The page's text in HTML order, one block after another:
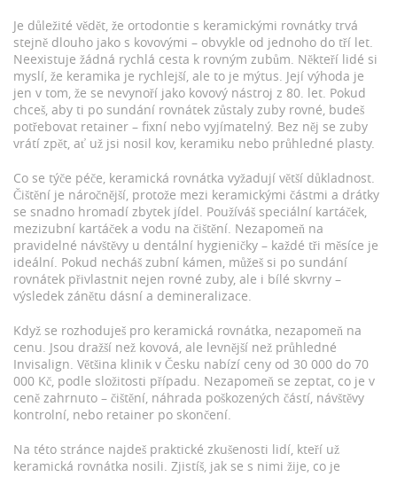
Je důležité vědět, že ortodontie s keramickými rovnátky trvá
stejně dlouho jako s kovovými – obvykle od jednoho do tří let.
Neexistuje žádná rychlá cesta k rovným zubům. Někteří lidé si
myslí, že keramika je rychlejší, ale to je mýtus. Její výhoda je
jen v tom, že se nevynoří jako kovový nástroj z 80. let. Pokud
chceš, aby ti po sundání rovnátek zůstaly zuby rovné, budeš
potřebovat retainer – fixní nebo vyjímatelný. Bez něj se zuby
vrátí zpět, ať už jsi nosil kov, keramiku nebo průhledné plasty.
Co se týče péče, keramická rovnátka vyžadují větší důkladnost.
Čištění je náročnější, protože mezi keramickými částmi a drátky
se snadno hromadí zbytek jídel. Používáš speciální kartáček,
mezizubní kartáček a vodu na čištění. Nezapomeň na
pravidelné návštěvy u dentální hygieničky – každé tři měsíce je
ideální. Pokud necháš zubní kámen, můžeš si po sundání
rovnátek přivlastnit nejen rovné zuby, ale i bílé skvrny –
výsledek zánětu dásní a demineralizace.
Když se rozhoduješ pro keramická rovnátka, nezapomeň na
cenu. Jsou dražší než kovová, ale levnější než průhledné
Invisalign. Většina klinik v Česku nabízí ceny od 30 000 do 70
000 Kč, podle složitosti případu. Nezapomeň se zeptat, co je v
ceně zahrnuto – čištění, náhrada poškozených částí, návštěvy
kontrolní, nebo retainer po skončení.
Na této stránce najdeš praktické zkušenosti lidí, kteří už
keramická rovnátka nosili. Zjistíš, jak se s nimi žije, co je